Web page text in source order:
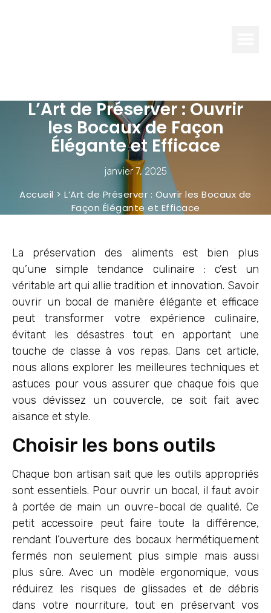
L’Art de Préserver : Ouvrir
les Bocaux de Façon
Élégante et Efficace
janvier 7, 2025
Accueil >L’Art de Préserver : Ouvrir les Bocaux de
Façon Élégante et Efficace
La préservation des aliments est bien plus
qu’une simple tendance culinaire : c’est un
véritable art qui allie tradition et innovation. Savoir
ouvrir un bocal de manière élégante et efficace
peut transformer votre expérience culinaire,
évitant les désastres tout en apportant une
touche de classe à vos repas. Dans cet article,
nous allons explorer les meilleures techniques et
astuces pour vous assurer que chaque fois que
vous dévissez un couvercle, ce soit fait avec
aisance et style.
Choisir les bons outils
Chaque bon artisan sait que les outils appropriés
sont essentiels. Pour ouvrir un bocal, il faut avoir
à portée de main un ouvre-bocal de qualité. Ce
petit accessoire peut faire toute la différence,
rendant l’ouverture des bocaux hermétiquement
fermés non seulement plus simple mais aussi
plus sûre. Avec un modèle ergonomique, vous
réduirez les risques de glissades et de débris
dans votre nourriture, tout en préservant vos